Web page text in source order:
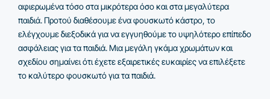
αφιερωμένα τόσο στα μικρότερα όσο και στα μεγαλύτερα
παιδιά. Προτού διαθέσουμε ένα φουσκωτό κάστρο, το
ελέγχουμε διεξοδικά για να εγγυηθούμε το υψηλότερο επίπεδο
ασφάλειας για τα παιδιά. Μια μεγάλη γκάμα χρωμάτων και
σχεδίου σημαίνει ότι έχετε εξαιρετικές ευκαιρίες να επιλέξετε
το καλύτερο φουσκωτό για τα παιδιά.